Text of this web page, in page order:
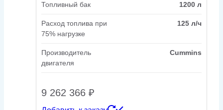
Топливный бак 1200 л
Расход топлива при
75% нагрузке
125 л/ч
Производитель
двигателя
Cummins
9 262 366 ₽